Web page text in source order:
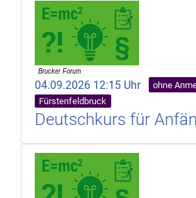
04.09.2026 12:15 Uhr
ohne
Fürstenfeldbruck
Deutschkurs für